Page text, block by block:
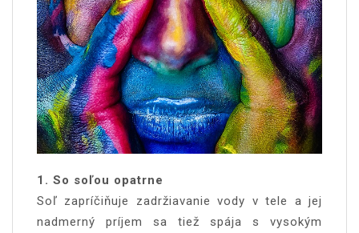
1. So soľou opatrne
Soľ zapríčiňuje zadržiavanie vody v tele a jej
nadmerný príjem sa tiež spája s vysokým